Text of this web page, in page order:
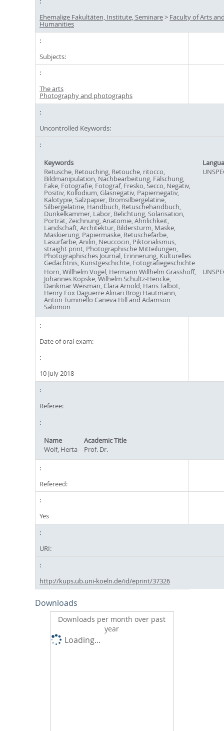
Ehemalige Fakultäten, Institute, Seminare> Faculty of Arts
Humanities
Subjects:
The arts
Photography and photographs
Uncontrolled Keywords:
Keywords
Retusche, Retouching, Retouche, ritocco,
Bildmanipulation, Nachbearbeitung, Fälschung,
Fake, Fotografie, Fotograf, Fresko, Secco, Negativ,
Positiv, Kollodium, Glasnegativ, Papiernegativ,
Kalotypie, Salzpapier, Bromsilbergelatine,
Silbergelatine, Handbuch, Retuschehandbuch,
Dunkelkammer, Labor, Belichtung, Solarisation,
Porträt, Zeichnung, Anatomie, Ähnlichkeit,
Landschaft, Architektur, Bildersturm, Maske,
Maskierung, Papiermaske, Retuschefarbe,
Lasurfarbe, Anilin, Neuccocin, Piktorialismus,
straight print, Photographische Mitteilungen,
Photographisches Journal, Erinnerung, Kulturelles
Gedächtnis, Kunstgeschichte, Fotografiegeschichte
Horn, Willhelm Vogel, Hermann Willhelm Grasshoff,
Johannes Kopske, Wilhelm Schultz-Hencke,
Dankmar Weisman, Clara Arnold, Hans Talbot,
Henry Fox Daguerre Alinari Brogi Hautmann,
Anton Tuminello Caneva Hill and Adamson
Salomon
Date of oral exam:
10 July 2018
Referee:
Name
Academic Title
Wolf, Herta
Prof. Dr.
Refereed:
Yes
URI:
http://kups.ub.uni-koeln.de/id/eprint/37326
Downloads
Downloads per month over past
year
Loading...